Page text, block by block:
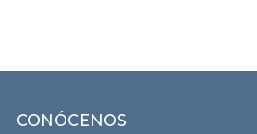
CONÓCENOS